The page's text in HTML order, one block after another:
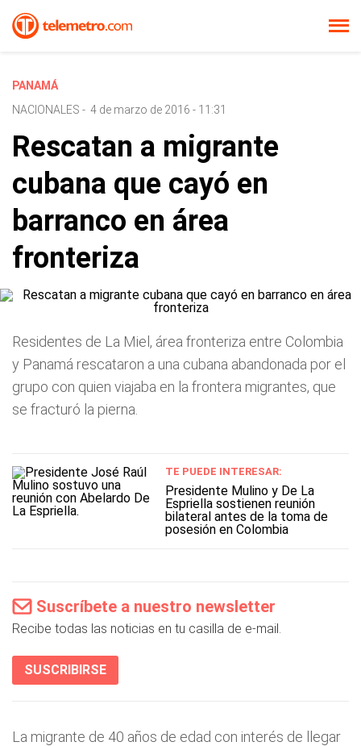
PANAMÁ
NACIONALES - 4 de marzo de 2016 - 11:31
Rescatan a migrante
cubana que cayó en
barranco en área
fronteriza
Residentes de La Miel, área fronteriza entre Colombia
y Panamá rescataron a una cubana abandonada por el
grupo con quien viajaba en la frontera migrantes, que
se fracturó la pierna.
TE PUEDE INTERESAR:
Presidente Mulino y De La
Espriella sostienen reunión
bilateral antes de la toma de
posesión en Colombia
Suscríbete a nuestro newsletter
Recibe todas las noticias en tu casilla de e-mail.
SUSCRIBIRSE
La migrante de 40 años de edad con interés de llegar